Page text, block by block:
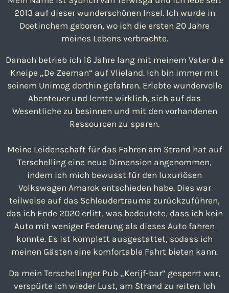
2013 auf dieser wunderschönen Insel. Ich wurde in
Doetinchem geboren, wo ich die ersten 20 Jahre
meines Lebens verbrachte.
Danach betrieb ich 16 Jahre lang mit meinem Vater die
Kneipe „De Zeeman“ auf Vlieland. Ich bin immer mit
seinem Unimog dorthin gefahren. Erlebte wundervolle
Abenteuer und lernte wirklich, sich auf das
Wesentliche zu besinnen und mit den vorhandenen
Ressourcen zu sparen.
Meine Leidenschaft für das Fahren am Strand hat auf
Terschelling eine neue Dimension angenommen,
indem ich mich bewusst für den luxuriösen
Volkswagen Amarok entschieden habe. Dies war
teilweise auf das Schleudertrauma zurückzuführen,
das ich Ende 2020 erlitt, was bedeutete, dass ich kein
Auto mit weniger Federung als dieses Auto fahren
konnte. Es ist komplett ausgestattet, sodass ich
meinen Gästen eine komfortable Fahrt bieten kann.
Da mein Terschellinger Pub „Kerijf-bar“ gesperrt war,
verspürte ich wieder Lust, am Strand zu reiten. Ich